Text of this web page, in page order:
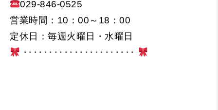
029-846-0525
営業時間：10：00～18：00
定休日：毎週火曜日・水曜日
･･････････････････････